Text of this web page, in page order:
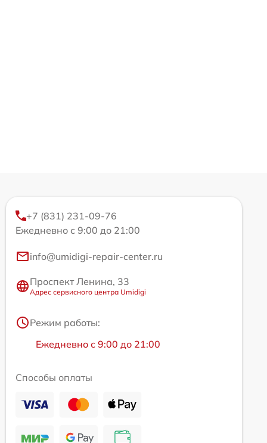
+7 (831) 231-09-76
Ежедневно с 9:00 до 21:00
info@umidigi-repair-center.ru
Проспект Ленина, 33
Адрес сервисного центра Umidigi
Режим работы:
Ежедневно с 9:00 до 21:00
Способы оплаты